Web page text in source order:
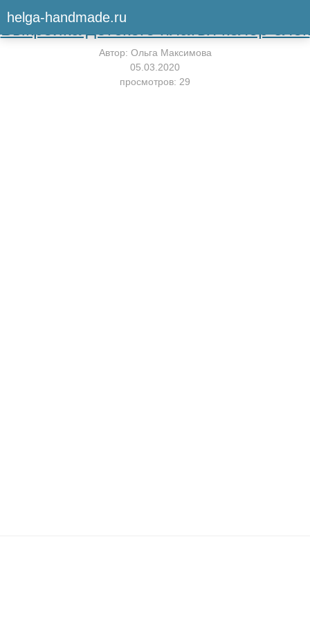
helga-handmade.ruВернуться к мастер-классу
Выкройка детского платья колор блок
Автор: Ольга Максимова
05.03.2020
просмотров: 29